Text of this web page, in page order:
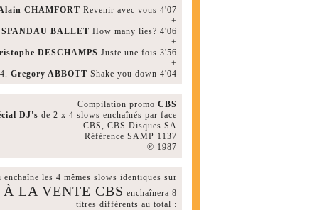
CHAMFORT Revenir avec vous 4'07
+
SPANDAU BALLET How many lies? 4'06
+
DESCHAMPS Juste une fois 3'56
+
Gregory ABBOTT Shake you down 4'04
Compilation promo CBS
DJ's de 2 x 4 slows enchaînés par face
CBS, CBS Disques SA
Référence SAMP 1137
℗ 1987
enchaîne les 4 mêmes slows identiques sur
LA VENTE CBS enchaînera 8
titres différents au total :